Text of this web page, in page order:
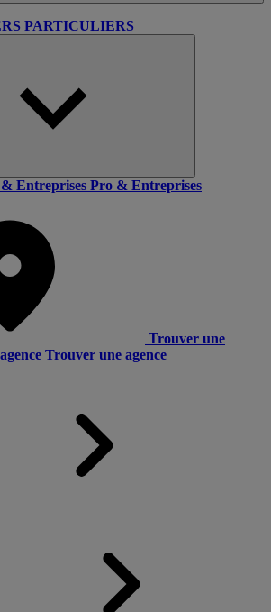
PARTICULIERS
& Entreprises Pro & Entreprises
Trouver une
Trouver une agence